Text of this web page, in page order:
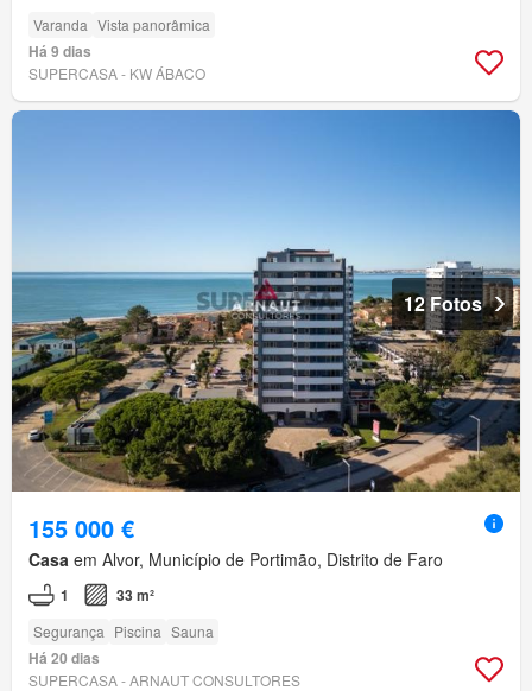
Varanda Vista panorâmica
Há 9 dias
SUPERCASA - KW ÁBACO
12 Fotos
155 000 €
Casa em Alvor, Município de Portimão, Distrito de Faro
1 33 m²
Segurança Piscina Sauna
Há 20 dias
SUPERCASA - ARNAUT CONSULTORES